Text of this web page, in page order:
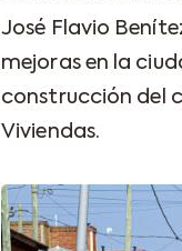
José Flavio
mejoras en la
construcción del
Viviendas.